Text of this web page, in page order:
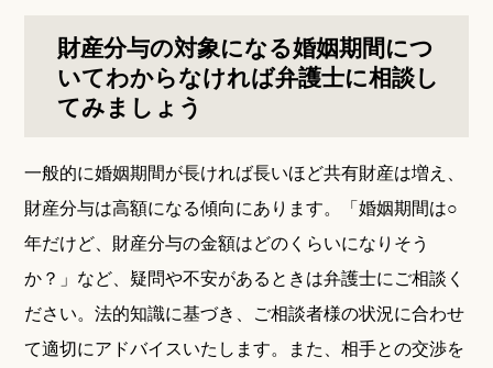
財産分与の対象になる婚姻期間につ
いてわからなければ弁護士に相談し
てみましょう
一般的に婚姻期間が長ければ長いほど共有財産は増え、
財産分与は高額になる傾向にあります。「婚姻期間は○
年だけど、財産分与の金額はどのくらいになりそう
か？」など、疑問や不安があるときは弁護士にご相談く
ださい。法的知識に基づき、ご相談者様の状況に合わせ
て適切にアドバイスいたします。また、相手との交渉を